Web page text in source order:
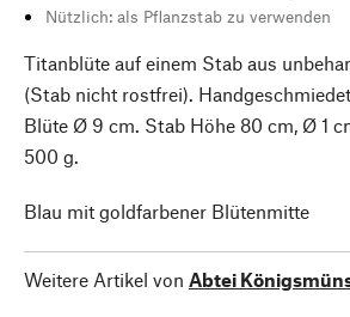
Nützlich: als Pflanzstab zu verwenden
Titanblüte auf einem Stab aus
(Stab nicht rostfrei).
Blüte Ø 9 cm. Stab Höhe 80 cm, Ø 1
500 g.
Blau mit goldfarbener Blütenmitte
Weitere Artikel von Abtei